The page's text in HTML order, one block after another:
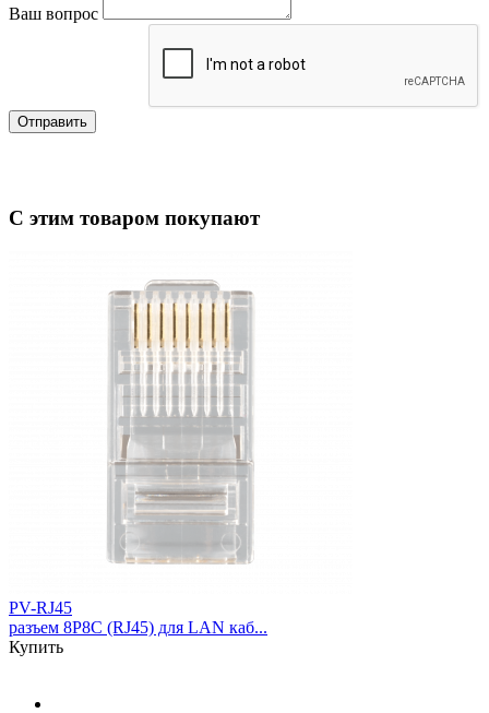
Ваш вопрос
Отправить
С этим товаром покупают
PV-RJ45
разъем 8P8C (RJ45) для LAN каб...
Купить